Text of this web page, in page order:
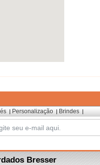
| Personalização| Brindes|
Bresser